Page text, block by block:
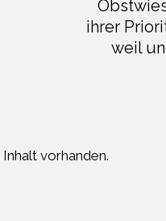
ihrer
weil
vorhanden.